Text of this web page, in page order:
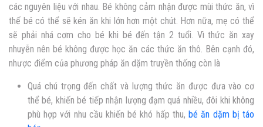
các nguyên liệu với nhau. Bé không cảm nhận được mùi thức ăn, vì
thế bé có thể sẽ kén ăn khi lớn hơn một chút. Hơn nữa, mẹ có thể
sẽ phải nhá cơm cho bé khi bé đến tận 2 tuổi. Vì thức ăn xay
nhuyễn nên bé không được học ăn các thức ăn thô. Bên cạnh đó,
nhược điểm của phương pháp ăn dặm truyền thống còn là
Quá chú trọng đến chất và lượng thức ăn được đưa vào cơ
thể bé, khiến bé tiếp nhận lượng đạm quá nhiều, đôi khi không
phù hợp với nhu cầu khiến bé khó hấp thu,bé ăn dặm bị táo